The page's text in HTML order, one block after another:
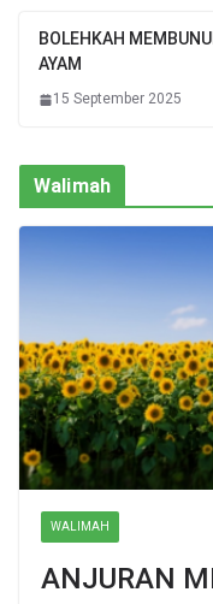
BOLEHKAH
AYAM
15 September 2025
Walimah
WALIMAH
ANJURAN